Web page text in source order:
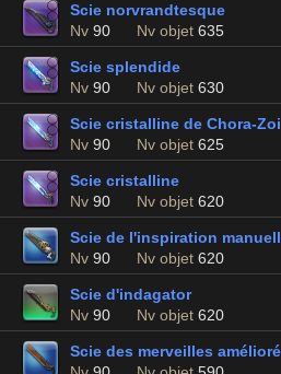
Scie norvrandtesque
Nv 90 Nv objet 635
Scie splendide
Nv 90 Nv objet 630
Scie cristalline de Chora-Zoi
Nv 90 Nv objet 625
Scie cristalline
Nv 90 Nv objet 620
Scie de l'inspiration
Nv 90 Nv objet 620
Scie d'indagator
Nv 90 Nv objet 620
Scie des merveilles